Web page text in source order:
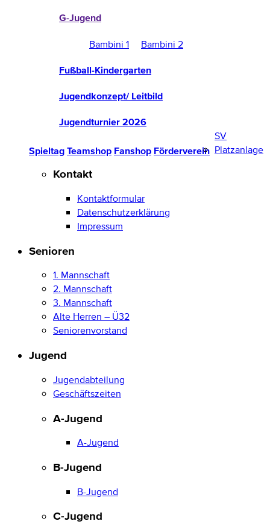
G-Jugend
Bambini 1 Bambini 2
Fußball-Kindergarten
Jugendkonzept/ Leitbild
Jugendturnier 2026
Spieltag Teamshop Fanshop Förderverein
SV
Platzanlage
Kontakt
Kontaktformular
Datenschutzerklärung
Impressum
Senioren
1. Mannschaft
2. Mannschaft
3. Mannschaft
Alte Herren – Ü32
Seniorenvorstand
Jugend
Jugendabteilung
Geschäftszeiten
A-Jugend
A-Jugend
B-Jugend
B-Jugend
C-Jugend